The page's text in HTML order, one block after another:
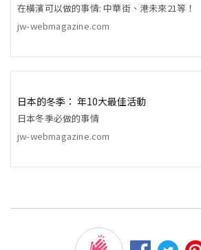
在橫濱可以做的事情: 中華街、港未來21等！
jw-webmagazine.com
日本的冬季： 年10大最佳活動
日本冬季必做的事情
jw-webmagazine.com